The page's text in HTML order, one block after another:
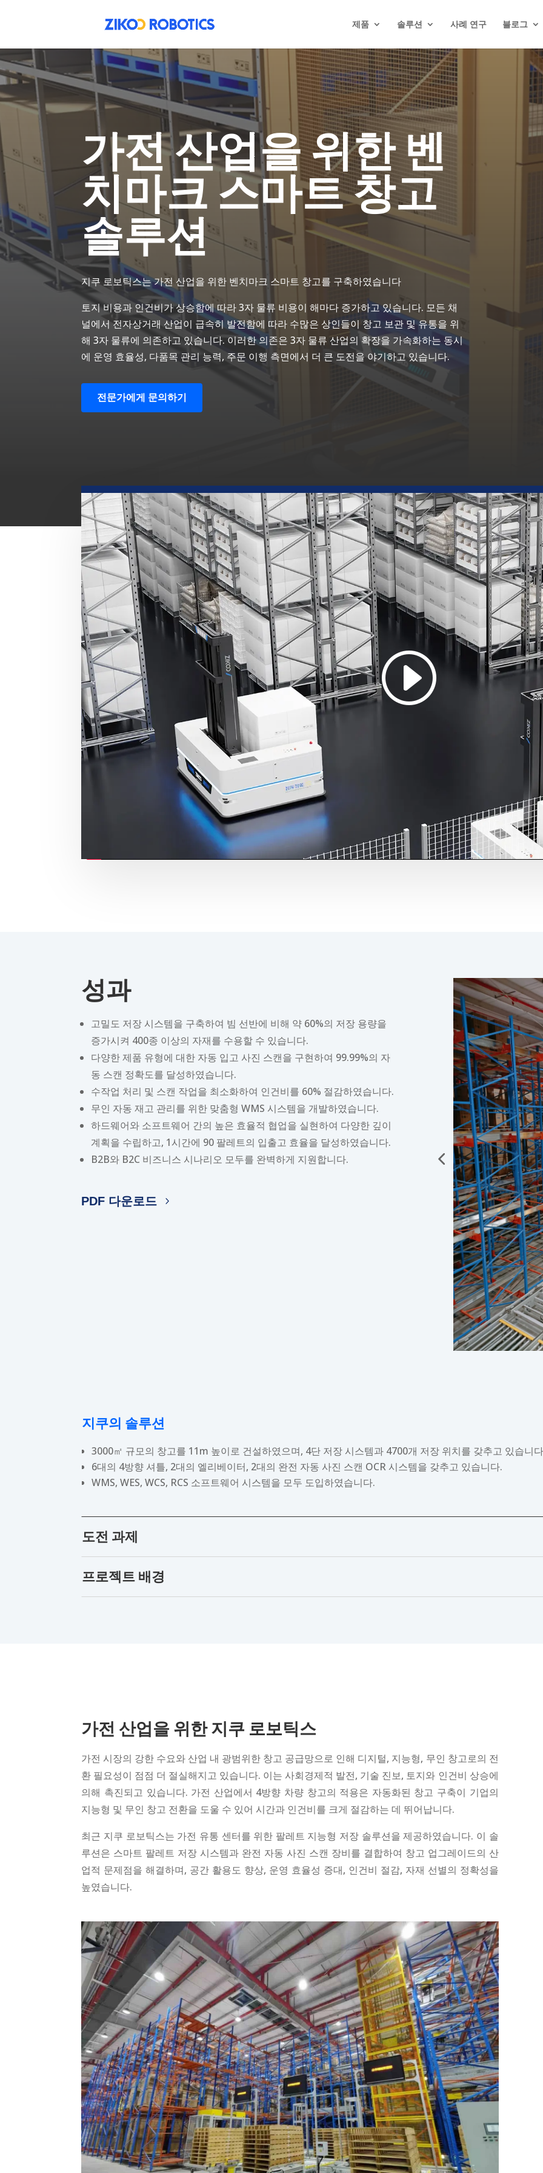
제품 솔루션 사례 연구 블로그
가전 산업을 위한 벤
치마크 스마트 창고
솔루션
지쿠 로보틱스는 가전 산업을 위한 벤치마크 스마트 창고를 구축하였습니다
토지 비용과 인건비가 상승함에 따라 3자 물류 비용이 해마다 증가하고 있습니다. 모든 채
널에서 전자상거래 산업이 급속히 발전함에 따라 수많은 상인들이 창고 보관 및 유통을 위
해 3자 물류에 의존하고 있습니다. 이러한 의존은 3자 물류 산업의 확장을 가속화하는 동시
에 운영 효율성, 다품목 관리 능력, 주문 이행 측면에서 더 큰 도전을 야기하고 있습니다.
전문가에게 문의하기
성과
고밀도 저장 시스템을 구축하여 빔 선반에 비해 약 60%의 저장 용량을
증가시켜 400종 이상의 자재를 수용할 수 있습니다.
다양한 제품 유형에 대한 자동 입고 사진 스캔을 구현하여 99.99%의 자
동 스캔 정확도를 달성하였습니다.
수작업 처리 및 스캔 작업을 최소화하여 인건비를 60% 절감하였습니다.
무인 자동 재고 관리를 위한 맞춤형 WMS 시스템을 개발하였습니다.
하드웨어와 소프트웨어 간의 높은 효율적 협업을 실현하여 다양한 깊이
계획을 수립하고, 1시간에 90 팔레트의 입출고 효율을 달성하였습니다.
B2B와 B2C 비즈니스 시나리오 모두를 완벽하게 지원합니다.
PDF 다운로드
지쿠의 솔루션
3000㎡ 규모의 창고를 11m 높이로 건설하였으며, 4단 저장 시스템과 4700개 저장 위치를 갖추고 있습니
6대의 4방향 셔틀, 2대의 엘리베이터, 2대의 완전 자동 사진 스캔 OCR 시스템을 갖추고 있습니다.
WMS, WES, WCS, RCS 소프트웨어 시스템을 모두 도입하였습니다.
도전 과제
프로젝트 배경
가전 산업을 위한 지쿠 로보틱스
가전 시장의 강한 수요와 산업 내 광범위한 창고 공급망으로 인해 디지털, 지능형, 무인 창고로의 전
환 필요성이 점점 더 절실해지고 있습니다. 이는 사회경제적 발전, 기술 진보, 토지와 인건비 상승에
의해 촉진되고 있습니다. 가전 산업에서 4방향 차량 창고의 적용은 자동화된 창고 구축이 기업의
지능형 및 무인 창고 전환을 도울 수 있어 시간과 인건비를 크게 절감하는 데 뛰어납니다.
최근 지쿠 로보틱스는 가전 유통 센터를 위한 팔레트 지능형 저장 솔루션을 제공하였습니다. 이 솔
루션은 스마트 팔레트 저장 시스템과 완전 자동 사진 스캔 장비를 결합하여 창고 업그레이드의 산
업적 문제점을 해결하며, 공간 활용도 향상, 운영 효율성 증대, 인건비 절감, 자재 선별의 정확성을
높였습니다.